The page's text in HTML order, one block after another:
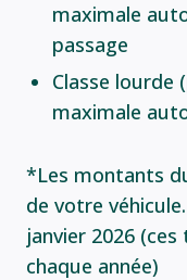
maximale
passage
Classe lourde
maximale
*Les montants
de votre
janvier 2026
chaque année)